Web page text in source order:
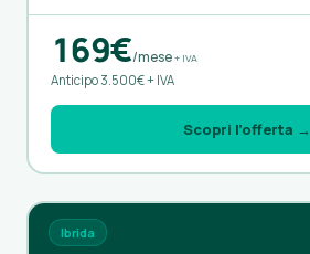
169€/mese+ IVA
Anticipo 3.500€ + IVA
Scopri l’offerta →
Ibrida